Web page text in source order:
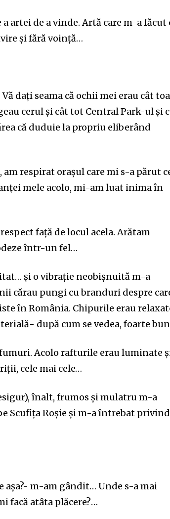
artei de a vinde. Artă care m-a făcut
și fără voință…
dați seama că ochii mei erau cât
cerul și cât tot Central Park-ul și
că duduie la propriu eliberând
respirat orașul care mi s-a părut
mele acolo, mi-am luat inima în
față de locul acela. Arătam
într-un fel…
și o vibrație neobișnuită m-a
cărau pungi cu branduri despre
în România. Chipurile erau
după cum se vedea, foarte
Acolo rafturile erau luminate
cele mai cele…
înalt, frumos și mulatru m-a
Scufița Roșie și m-a întrebat
așa?- m-am gândit… Unde s-a mai
facă atâta plăcere?…